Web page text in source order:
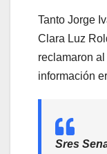
Tanto Jorge
Clara Luz
reclamaron
información
Sres